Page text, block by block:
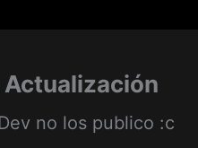
no los publico :c